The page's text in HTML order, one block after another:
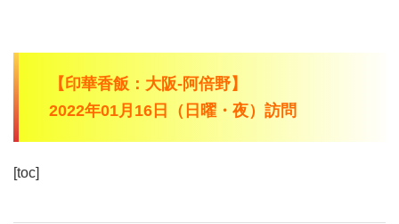
【印華香飯：大阪-阿倍野】
2022年01月16日（日曜・夜）訪問
[toc]